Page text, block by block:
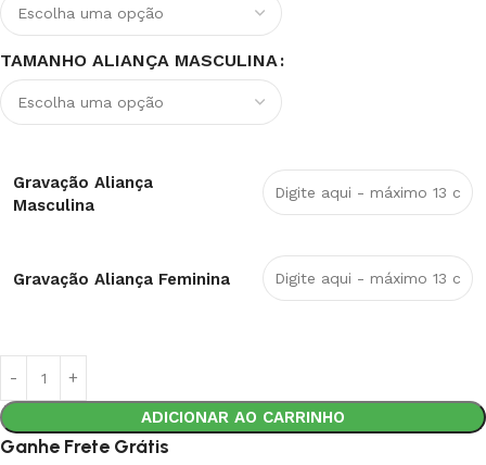
TAMANHO ALIANÇA MASCULINA
Gravação Aliança
Masculina
Gravação Aliança Feminina
ADICIONAR AO CARRINHO
Ganhe Frete Grátis